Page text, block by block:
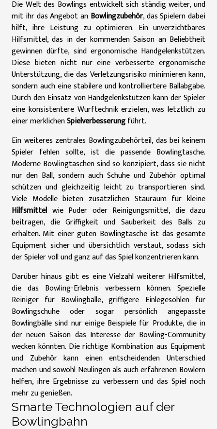
Die Welt des Bowlings entwickelt sich ständig weiter, und
mit ihr das Angebot an Bowlingzubehör, das Spielern dabei
hilft, ihre Leistung zu optimieren. Ein unverzichtbares
Hilfsmittel, das in der kommenden Saison an Beliebtheit
gewinnen dürfte, sind ergonomische Handgelenkstützen.
Diese bieten nicht nur eine verbesserte ergonomische
Unterstützung, die das Verletzungsrisiko minimieren kann,
sondern auch eine stabilere und kontrolliertere Ballabgabe.
Durch den Einsatz von Handgelenkstützen kann der Spieler
eine konsistentere Wurftechnik erzielen, was letztlich zu
einer merklichenSpielverbesserungführt.
Ein weiteres zentrales Bowlingzubehörteil, das bei keinem
Spieler fehlen sollte, ist die passende Bowlingtasche.
Moderne Bowlingtaschen sind so konzipiert, dass sie nicht
nur den Ball, sondern auch Schuhe und Zubehör optimal
schützen und gleichzeitig leicht zu transportieren sind.
Viele Modelle bieten zusätzlichen Stauraum für kleine
Hilfsmittel wie Puder oder Reinigungsmittel, die dazu
beitragen, die Griffigkeit und Sauberkeit des Balls zu
erhalten. Mit einer guten Bowlingtasche ist das gesamte
Equipment sicher und übersichtlich verstaut, sodass sich
der Spieler voll und ganz auf das Spiel konzentrieren kann.
Darüber hinaus gibt es eine Vielzahl weiterer Hilfsmittel,
die das Bowling-Erlebnis verbessern können. Spezielle
Reiniger für Bowlingbälle, griffigere Einlegesohlen für
Bowlingschuhe oder sogar persönlich angepasste
Bowlingbälle sind nur einige Beispiele für Produkte, die in
der neuen Saison das Interesse der Bowling-Community
wecken könnten. Die richtige Kombination aus Equipment
und Zubehör kann einen entscheidenden Unterschied
machen und sowohl Neulingen als auch erfahrenen Bowlern
helfen, ihre Ergebnisse zu verbessern und das Spiel noch
mehr zu genießen.
Smarte Technologien auf der
Bowlingbahn